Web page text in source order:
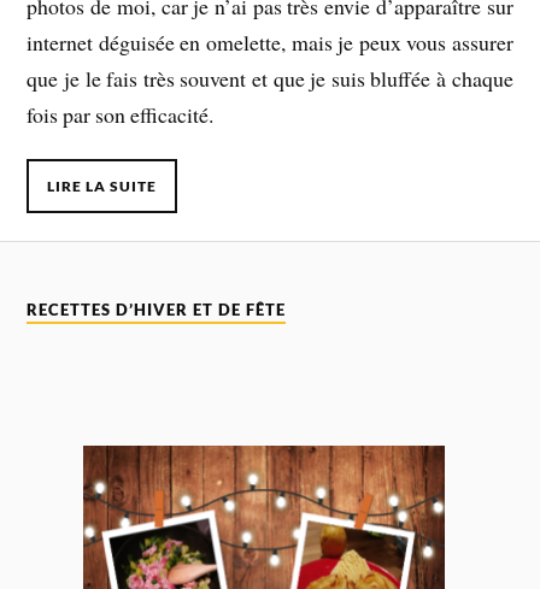
photos de moi, car je n’ai pas très envie d’apparaître sur
internet déguisée en omelette, mais je peux vous assurer
que je le fais très souvent et que je suis bluffée à chaque
fois par son efficacité.
LIRE LA SUITE
RECETTES D’HIVER ET DE FÊTE